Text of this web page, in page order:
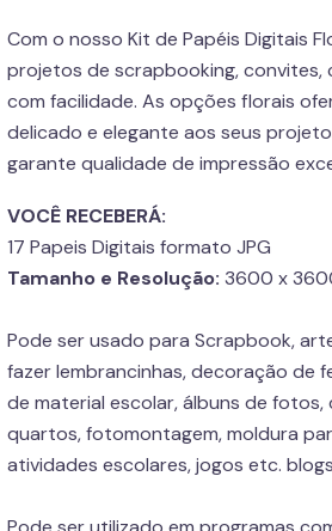
Com o nosso Kit de Papéis Digitais
projetos de scrapbooking,
com facilidade. As opções florais
delicado e elegante aos seus
garante qualidade de impressão
VOCÊ RECEBERÁ:
17 Papeis Digitais formato JPG
Tamanho e Resolução: 3600 x
Pode ser usado para Scrapbook,
fazer lembrancinhas, decoração de
de material escolar, álbuns de
quartos, fotomontagem, moldura
atividades escolares, jogos etc.